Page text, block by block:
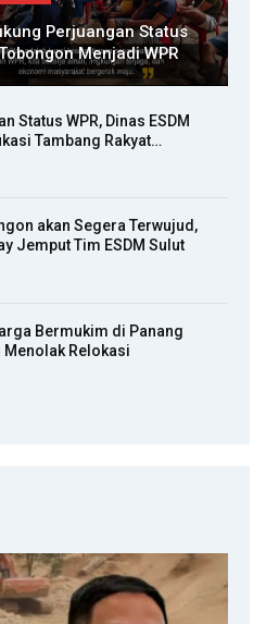
Perjuangan Status
Menjadi WPR
Status WPR, Dinas ESDM
Tambang Rakyat…
akan Segera Terwujud,
Jemput Tim ESDM Sulut
Bermukim di Panang
Menolak Relokasi